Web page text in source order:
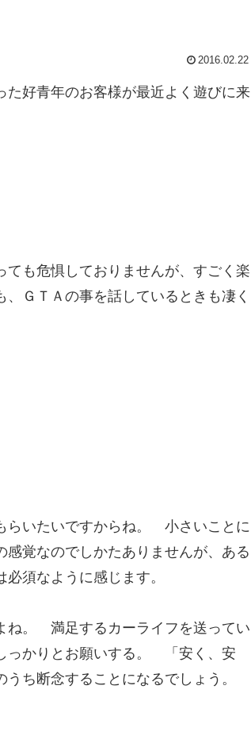
2016.02.22
好青年のお客様が最近よく遊びに来
も危惧しておりませんが、すごく楽
ＧＴＡの事を話しているときも凄く
らいたいですからね。 小さいことに
覚なのでしかたありませんが、ある
須なように感じます。
ね。 満足するカーライフを送ってい
っかりとお願いする。 「安く、安
ち断念することになるでしょう。